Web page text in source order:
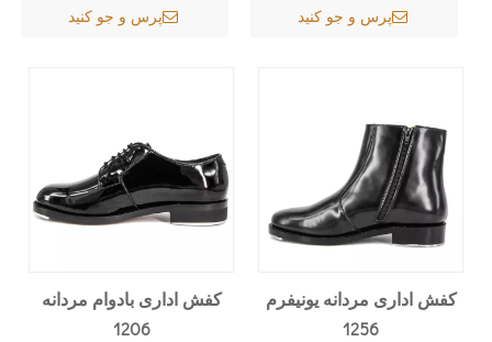
پرس و جو کنید پرس و جو کنید
کفش اداری مردانه یونیفرم
1256
کفش اداری بادوام مردانه
1206